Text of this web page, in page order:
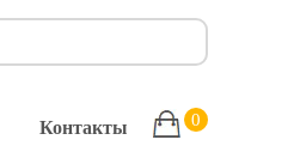
Контакты 0